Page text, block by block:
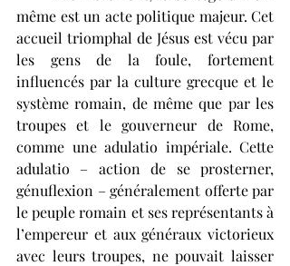
même est un acte politique majeur. Cet
accueil triomphal de Jésus est vécu par
les gens de la foule, fortement
influencés par la culture grecque et le
système romain, de même que par les
troupes et le gouverneur de Rome,
comme une adulatio impériale. Cette
adulatio – action de se prosterner,
génuflexion – généralement offerte par
le peuple romain et ses représentants à
l’empereur et aux généraux victorieux
avec leurs troupes, ne pouvait laisser